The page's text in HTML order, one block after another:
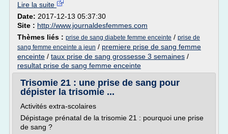
Lire la suite
Date: 2017-12-13 05:37:30
Site : http://www.journaldesfemmes.com
Thèmes liés : prise de sang diabete femme enceinte / prise de
sang femme enceinte a jeun / premiere prise de sang femme
enceinte / taux prise de sang grossesse 3 semaines /
resultat prise de sang femme enceinte
Trisomie 21 : une prise de sang pour
dépister la trisomie ...
Activités extra-scolaires
Dépistage prénatal de la trisomie 21 : pourquoi une prise
de sang ?